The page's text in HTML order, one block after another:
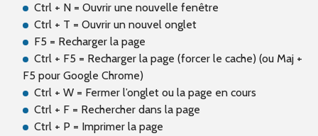
Ctrl + N = Ouvrir une nouvelle fenêtre
Ctrl + T = Ouvrir un nouvel onglet
F5 = Recharger la page
Ctrl + F5 = Recharger la page (forcer le cache) (ou Maj +
F5 pour Google Chrome)
Ctrl + W = Fermer l’onglet ou la page en cours
Ctrl + F = Rechercher dans la page
Ctrl + P = Imprimer la page